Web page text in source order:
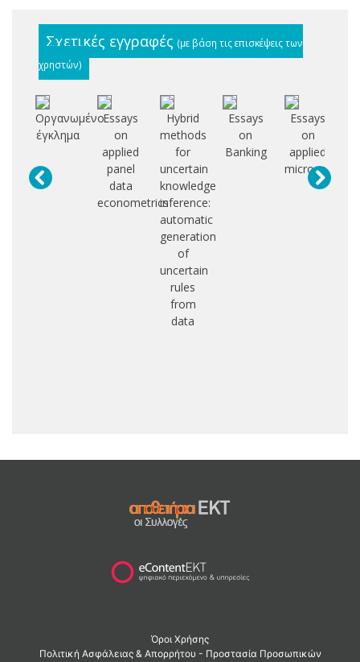
Σχετικές εγγραφές (με βάση τις επισκέψεις των
χρηστών)
Οργανωμένο
έγκλημα
Essays
on
applied
panel
data
econometrics
Hybrid
methods
for
uncertain
knowledge
inference:
automatic
generation
of
uncertain
rules
from
data
Essays
on
Banking
Essays
on
applied